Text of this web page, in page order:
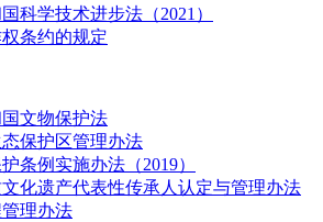
科学技术进步法（2021）
条约的规定
文物保护法
保护区管理办法
条例实施办法（2019）
化遗产代表性传承人认定与管理办法
理办法